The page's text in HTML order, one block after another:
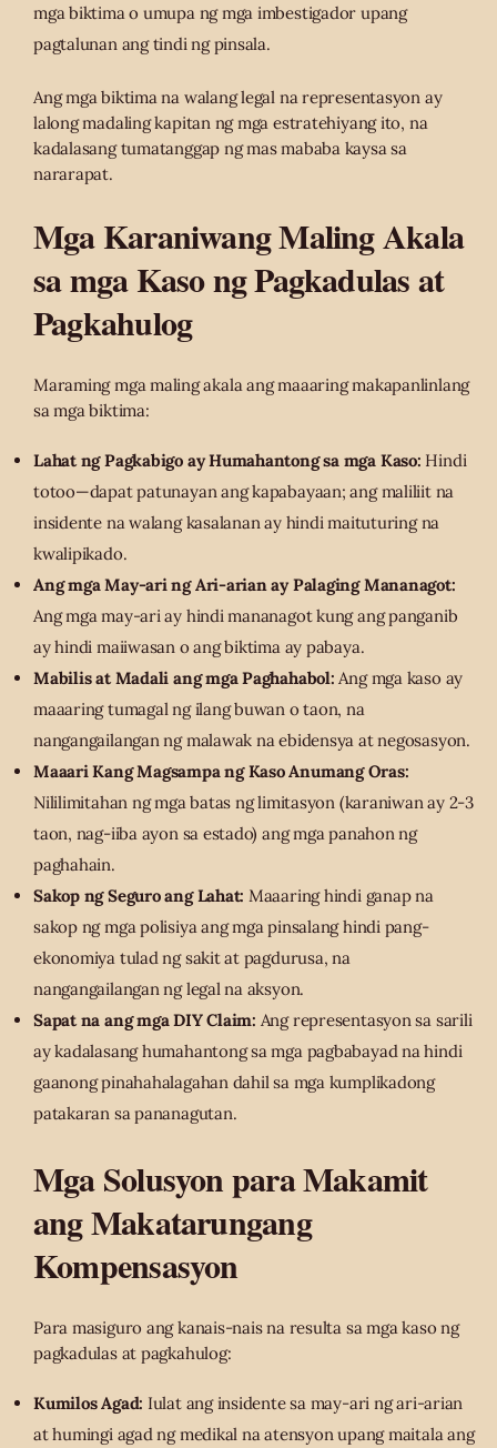
mga biktima o umupa ng mga imbestigador upang
pagtalunan ang tindi ng pinsala.
Ang mga biktima na walang legal na representasyon ay
lalong madaling kapitan ng mga estratehiyang ito, na
kadalasang tumatanggap ng mas mababa kaysa sa
nararapat.
Mga Karaniwang Maling Akala
sa mga Kaso ng Pagkadulas at
Pagkahulog
Maraming mga maling akala ang maaaring makapanlinlang
sa mga biktima:
Lahat ng Pagkabigo ay Humahantong sa mga Kaso: Hindi
totoo—dapat patunayan ang kapabayaan; ang maliliit na
insidente na walang kasalanan ay hindi maituturing na
kwalipikado.
Ang mga May-ari ng Ari-arian ay Palaging Mananagot:
Ang mga may-ari ay hindi mananagot kung ang panganib
ay hindi maiiwasan o ang biktima ay pabaya.
Mabilis at Madali ang mga Paghahabol: Ang mga kaso ay
maaaring tumagal ng ilang buwan o taon, na
nangangailangan ng malawak na ebidensya at negosasyon.
Maaari Kang Magsampa ng Kaso Anumang Oras:
Nililimitahan ng mga batas ng limitasyon (karaniwan ay 2-3
taon, nag-iiba ayon sa estado) ang mga panahon ng
paghahain.
Sakop ng Seguro ang Lahat: Maaaring hindi ganap na
sakop ng mga polisiya ang mga pinsalang hindi pang-
ekonomiya tulad ng sakit at pagdurusa, na
nangangailangan ng legal na aksyon.
Sapat na ang mga DIY Claim: Ang representasyon sa sarili
ay kadalasang humahantong sa mga pagbabayad na hindi
gaanong pinahahalagahan dahil sa mga kumplikadong
patakaran sa pananagutan.
Mga Solusyon para Makamit
ang Makatarungang
Kompensasyon
Para masiguro ang kanais-nais na resulta sa mga kaso ng
pagkadulas at pagkahulog:
Kumilos Agad: Iulat ang insidente sa may-ari ng ari-arian
at humingi agad ng medikal na atensyon upang maitala ang